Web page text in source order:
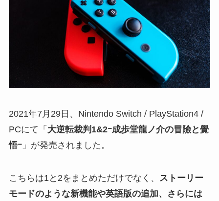
2021年7月29日、Nintendo Switch / PlayStation4 /
PCにて「 大逆転裁判1&2ｰ成歩堂龍ノ介の冒險と覺
悟ｰ」が発売されました。
こちらは1と2をまとめただけでなく、 ストーリー
モードのような新機能や英語版の追加、さらには